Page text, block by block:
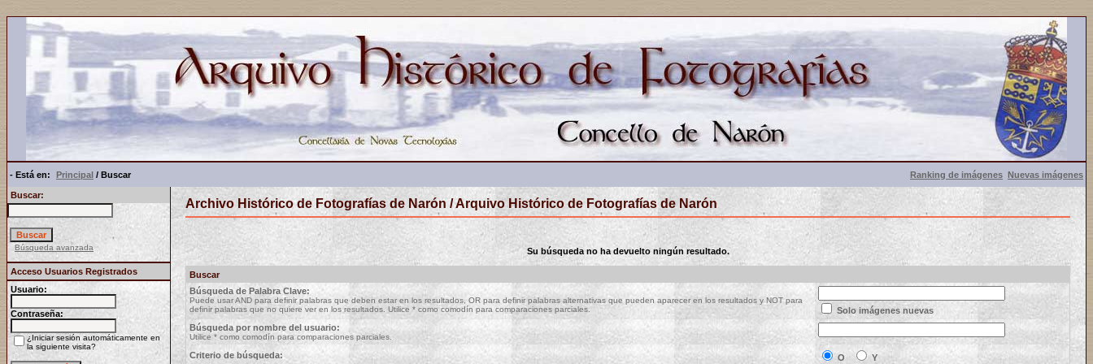
- Está en: Principal / Buscar Ranking de imágenes Nuevas imágenes
Buscar:
Búsqueda avanzada
Acceso Usuarios Registrados
Usuario:
Contraseña:
¿Iniciar sesión automáticamente en
la siguiente visita?
Archivo Histórico de Fotografías de Narón / Arquivo Histórico de Fotografías de Narón
Su búsqueda no ha devuelto ningún resultado.
Buscar
Búsqueda de Palabra Clave:
Puede usar AND para definir palabras que deben estar en los resultados, OR para definir palabras alternativas que pueden aparecer en los resultados y NOT para
definir palabras que no quiere ver en los resultados. Utilice * como comodín para comparaciones parciales.
Solo imágenes nuevas
Búsqueda por nombre del usuario:
Utilice * como comodín para comparaciones parciales.
Criterio de búsqueda: O Y